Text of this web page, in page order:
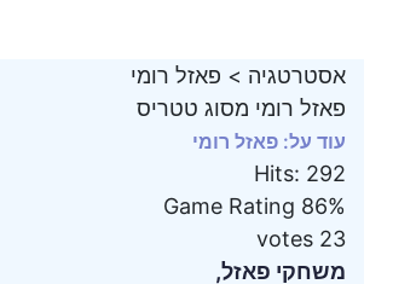
אסטרטגיה > פאזל רומי
פאזל רומי מסוג טטריס
עוד על: פאזל רומי
Hits: 292
Game Rating 86%
votes 23
משחקי פאזל,